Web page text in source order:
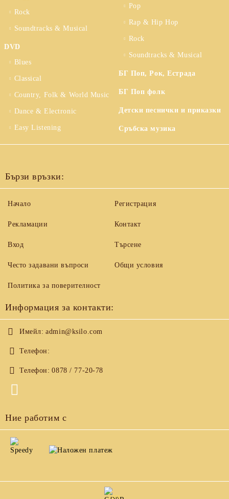
Rock
Soundtracks & Musical
DVD
Blues
Classical
Country, Folk & World Music
Dance & Electronic
Easy Listening
Pop
Rap & Hip Hop
Rock
Soundtracks & Musical
БГ Поп, Рок, Естрада
БГ Поп фолк
Детски песнички и приказки
Сръбска музика
Бързи връзки:
Начало
Рекламации
Вход
Често задавани въпроси
Регистрация
Контакт
Търсене
Общи условия
Политика за поверителност
Информация за контакти:
Имейл: admin@ksilo.com
Телефон:
Телефон: 0878 / 77-20-78
Ние работим с
GDPR